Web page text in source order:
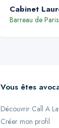
Cabinet
Barreau de Paris
Vous êtes
Découvrir Call A
Créer mon profil